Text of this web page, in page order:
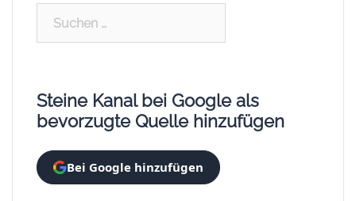
Steine Kanal bei Google als
bevorzugte Quelle hinzufügen
Bei Google hinzufügen